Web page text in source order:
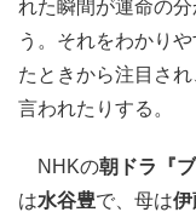
れた瞬間が運命の
う。それをわかり
たときから注目さ
言われたりする。
NHKの朝ドラ『ブ
は水谷豊で、母は伊